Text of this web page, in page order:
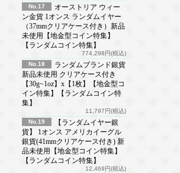
No.17
オーストリア ウィー
ン金貨 1オンス ランダムイヤー
（37mmクリアケース付き）新品
未使用【地金型コイン特集】
【ランダムコイン特集】
774,298円(税込)
No.18
ランダムブランド銀貨
新品未使用 クリアケース付き
【30g~1oz】x【1枚】【地金型コ
イン特集】【ランダムコイン特
集】
11,797円(税込)
No.19
【ランダムイヤー銀
貨】 1オンス アメリカイーグル
銀貨(41mmクリアケース付き) 新
品未使用【地金型コイン特集】
【ランダムコイン特集】
12,469円(税込)